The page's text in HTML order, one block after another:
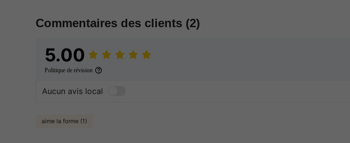
Commentaires des clients (2)
5.00
Politique de révision
Aucun avis local
aime la forme (1)